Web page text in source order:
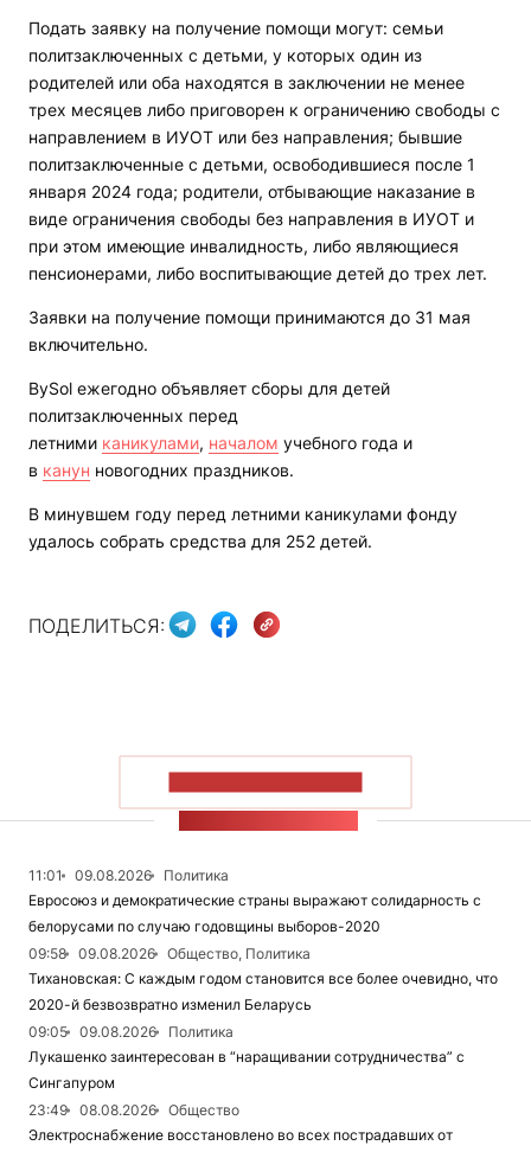
Подать заявку на получение помощи могут: семьи
политзаключенных с детьми, у которых один из
родителей или оба находятся в заключении не менее
трех месяцев либо приговорен к ограничению свободы с
направлением в ИУОТ или без направления; бывшие
политзаключенные с детьми, освободившиеся после 1
января 2024 года; родители, отбывающие наказание в
виде ограничения свободы без направления в ИУОТ и
при этом имеющие инвалидность, либо являющиеся
пенсионерами, либо воспитывающие детей до трех лет.
Заявки на получение помощи принимаются до 31 мая
включительно.
BySol ежегодно объявляет сборы для детей
политзаключенных перед
летними каникулами, началом учебного года и
в канун новогодних праздников.
В минувшем году перед летними каникулами фонду
удалось собрать средства для 252 детей.
ПОДЕЛИТЬСЯ:
11:01 09.08.2026
Политика
Евросоюз и демократические страны выражают солидарность с
белорусами по случаю годовщины выборов-2020
09:58
09.08.2026
Общество, Политика
Тихановская: С каждым годом становится все более очевидно, что
2020-й безвозвратно изменил Беларусь
09:05
09.08.2026
Политика
Лукашенко заинтересован в “наращивании сотрудничества” с
Сингапуром
23:49
08.08.2026
Общество
Электроснабжение восстановлено во всех пострадавших от